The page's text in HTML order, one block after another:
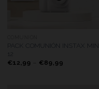
PACK COMUNIÓN INSTAX MINI
12
€12,99 €89,99